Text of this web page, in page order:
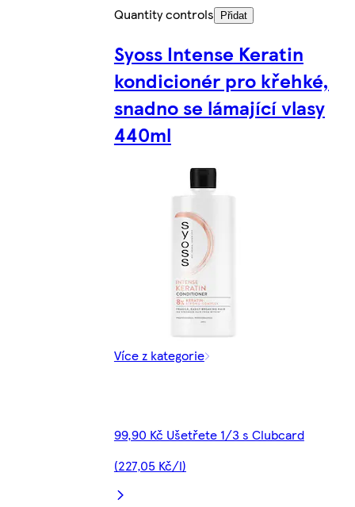
Quantity controls
Přidat
Syoss Intense Keratin
kondicionér pro křehké,
snadno se lámající vlasy
440ml
Více z kategorie
99,90 Kč Ušetřete 1/3 s Clubcard
(227,05 Kč/l)